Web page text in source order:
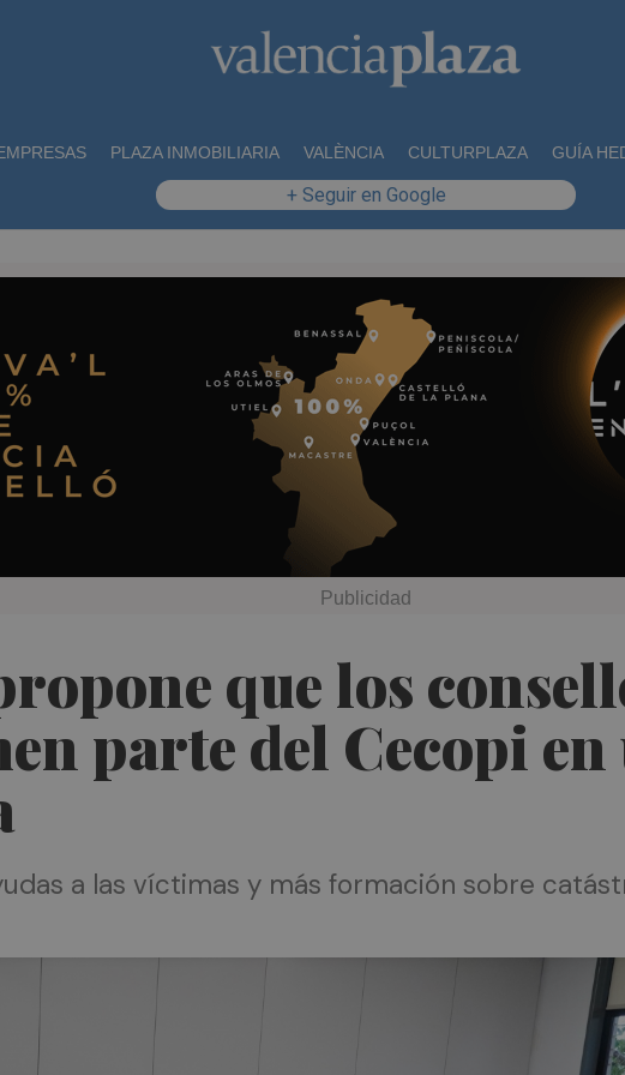
PLAZA INMOBILIARIA VALÈNCIA CULTURPLAZA GUÍA
+ Seguir en Google
que los
parte del Cecopi
a las víctimas y más formación sobre